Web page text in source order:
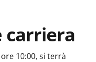
carriera
10:00, si terrà